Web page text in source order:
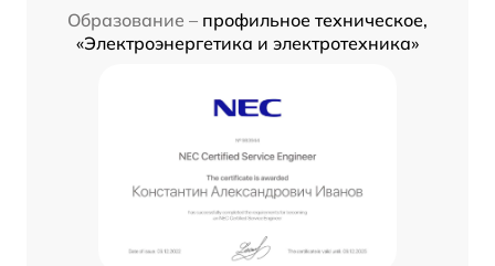
Образование – профильное техническое,
«Электроэнергетика и электротехника»